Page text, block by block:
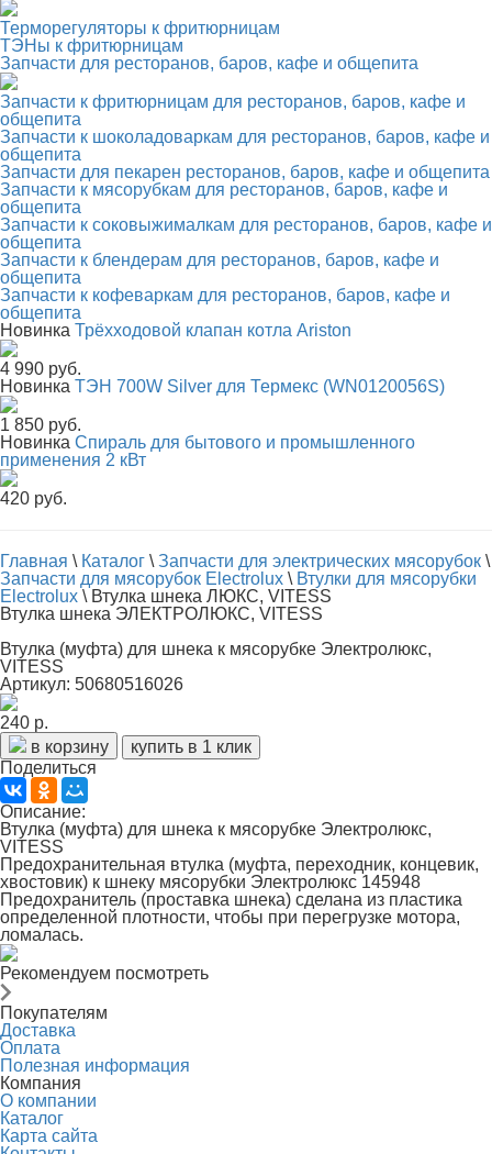
Терморегуляторы к фритюрницам
ТЭНы к фритюрницам
Запчасти для ресторанов, баров, кафе и общепита
Запчасти к фритюрницам для ресторанов, баров, кафе и
общепита
Запчасти к шоколадоваркам для ресторанов, баров, кафе и
общепита
Запчасти для пекарен ресторанов, баров, кафе и общепита
Запчасти к мясорубкам для ресторанов, баров, кафе и
общепита
Запчасти к соковыжималкам для ресторанов, баров, кафе и
общепита
Запчасти к блендерам для ресторанов, баров, кафе и
общепита
Запчасти к кофеваркам для ресторанов, баров, кафе и
общепита
Новинка Трёхходовой клапан котла Ariston
4 990 руб.
Новинка ТЭН 700W Silver для Термекс (WN0120056S)
1 850 руб.
Новинка Спираль для бытового и промышленного
применения 2 кВт
420 руб.
Главная \ Каталог \ Запчасти для электрических мясорубок \
Запчасти для мясорубок Electrolux \ Втулки для мясорубки
Electrolux \ Втулка шнека ЛЮКС, VITESS
Втулка шнека ЭЛЕКТРОЛЮКС, VITESS
Втулка (муфта) для шнека к мясорубке Электролюкс,
VITESS
Артикул: 50680516026
240 р.
в корзину
купить в 1 клик
Поделиться
Описание:
Втулка (муфта) для шнека к мясорубке Электролюкс,
VITESS
Предохранительная втулка (муфта, переходник, концевик,
хвостовик) к шнеку мясорубки Электролюкс 145948
Предохранитель (проставка шнека) сделана из пластика
определенной плотности, чтобы при перегрузке мотора,
ломалась.
Рекомендуем посмотреть
Покупателям
Доставка
Оплата
Полезная информация
Компания
О компании
Каталог
Карта сайта